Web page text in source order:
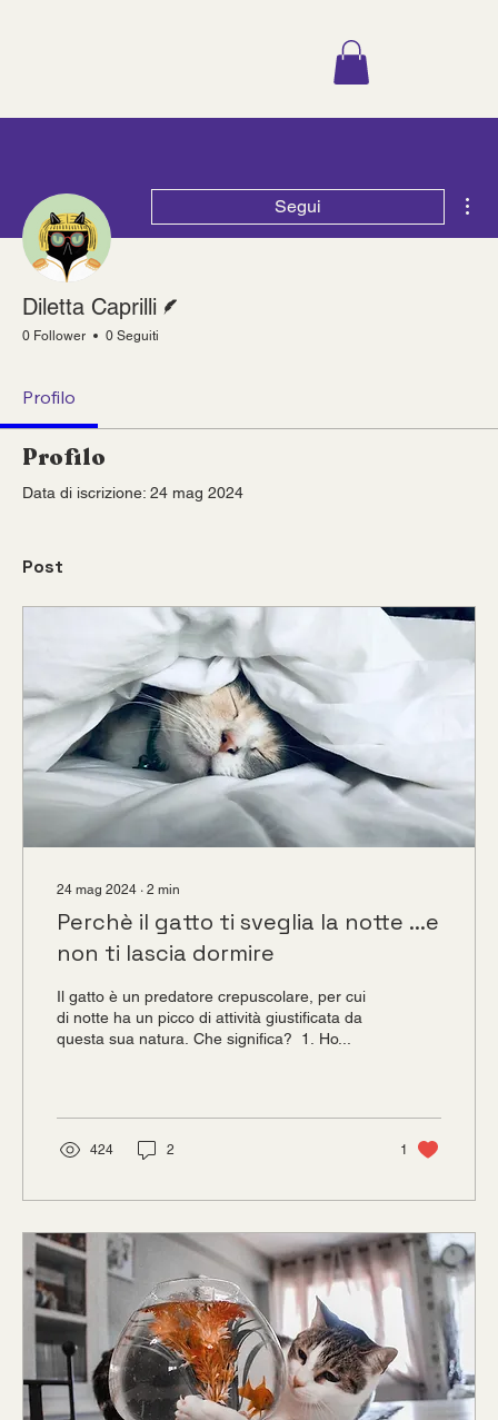
Segui
Diletta Caprilli
0 Follower 0 Seguiti
Profilo
Profilo
Data di iscrizione: 24 mag 2024
Post
24 mag 2024 ∙ 2 min
Perchè il gatto ti sveglia la notte ...e
non ti lascia dormire
Il gatto è un predatore crepuscolare, per cui
di notte ha un picco di attività giustificata da
questa sua natura. Che significa? ‍ 1. Ho...
424 2 1